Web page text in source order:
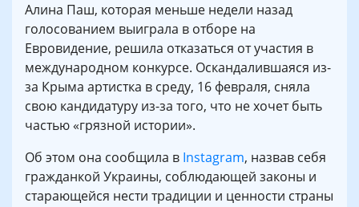
Алина Паш, которая меньше недели назад
голосованием выиграла в отборе на
Евровидение, решила отказаться от участия в
международном конкурсе. Оскандалившаяся из-
за Крыма артистка в среду, 16 февраля, сняла
свою кандидатуру из-за того, что не хочет быть
частью «грязной истории».
Об этом она сообщила в Instagram, назвав себя
гражданкой Украины, соблюдающей законы и
старающейся нести традиции и ценности страны